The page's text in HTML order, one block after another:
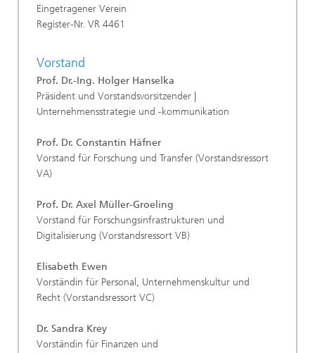
Eingetragener Verein
Register-Nr. VR 4461
Vorstand
Prof. Dr.-Ing. Holger Hanselka
Präsident und Vorstandsvorsitzender |
Unternehmensstrategie und -kommunikation
Prof. Dr. Constantin Häfner
Vorstand für Forschung und Transfer (Vorstandsressort
VA)
Prof. Dr. Axel Müller-Groeling
Vorstand für Forschungsinfrastrukturen und
Digitalisierung (Vorstandsressort VB)
Elisabeth Ewen
Vorständin für Personal, Unternehmenskultur und
Recht (Vorstandsressort VC)
Dr. Sandra Krey
Vorständin für Finanzen und